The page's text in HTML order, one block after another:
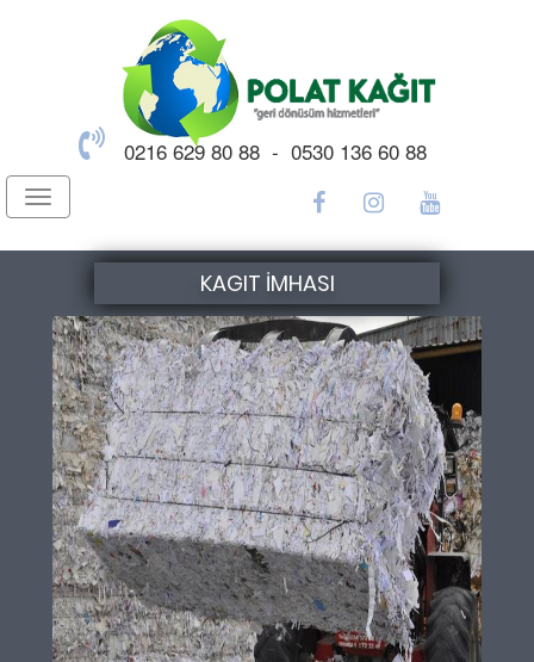
0216 629 80 88 - 0530 136 60 88
Toggle
navigation
KAGIT İMHASI